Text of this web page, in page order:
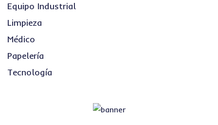
Equipo Industrial
Limpieza
Médico
Papelería
Tecnología